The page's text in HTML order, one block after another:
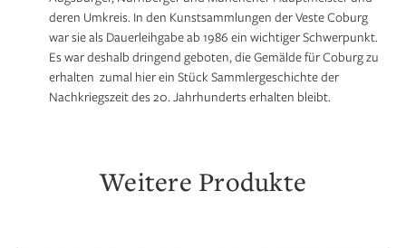
deren Umkreis. In den Kunstsammlungen der Veste Coburg
war sie als Dauerleihgabe ab 1986 ein wichtiger Schwerpunkt.
Es war deshalb dringend geboten, die Gemälde für Coburg zu
erhalten  zumal hier ein Stück Sammlergeschichte der
Nachkriegszeit des 20. Jahrhunderts erhalten bleibt.
Weitere Produkte